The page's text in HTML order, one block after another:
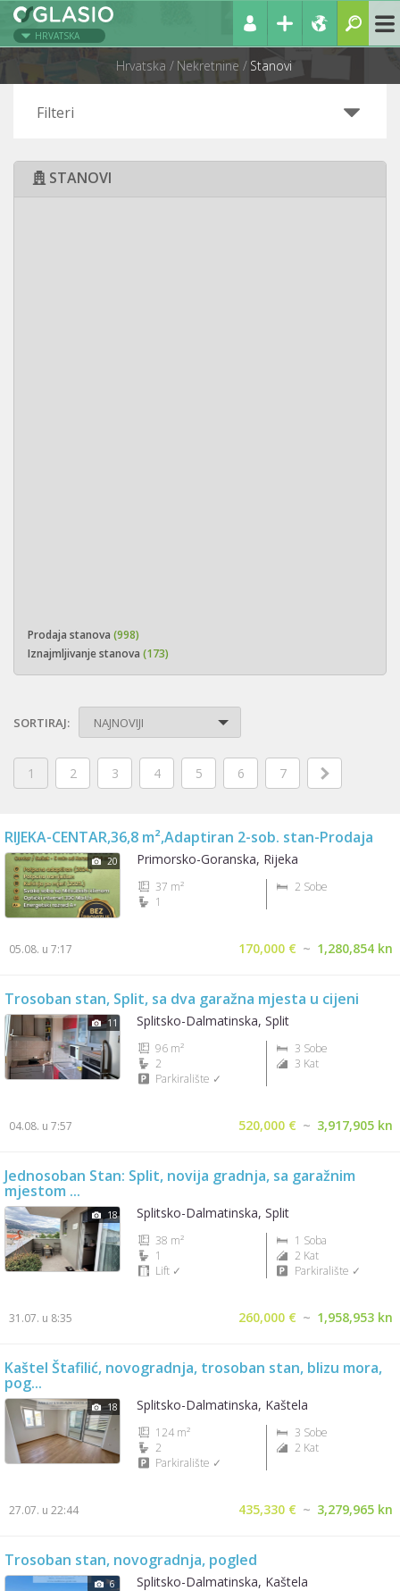
HRVATSKA
Hrvatska Nekretnine Stanovi
Filteri
STANOVI
Prodaja stanova (998)
Iznajmljivanje stanova (173)
SORTIRAJ: NAJNOVIJI
1 2 3 4 5 6 7
RIJEKA-CENTAR,36,8 m²,Adaptiran 2-sob. stan-Prodaja
20 Primorsko-Goranska, Rijeka
37 m²
2 Sobe
1
170,000 € ~ 1,280,854 kn
05.08. u 7:17
Trosoban stan, Split, sa dva garažna mjesta u cijeni
11 Splitsko-Dalmatinska, Split
96 m²
3 Sobe
2
3 Kat
Parkiralište ✓
520,000 € ~ 3,917,905 kn
04.08. u 7:57
Jednosoban Stan: Split, novija gradnja, sa garažnim
mjestom ...
18 Splitsko-Dalmatinska, Split
38 m²
1 Soba
1
2 Kat
Lift ✓
Parkiralište ✓
260,000 € ~ 1,958,953 kn
31.07. u 8:35
Kaštel Štafilić, novogradnja, trosoban stan, blizu mora,
pog...
18 Splitsko-Dalmatinska, Kaštela
124 m²
3 Sobe
2
2 Kat
Parkiralište ✓
435,330 € ~ 3,279,965 kn
27.07. u 22:44
Trosoban stan, novogradnja, pogled
6 Splitsko-Dalmatinska, Kaštela